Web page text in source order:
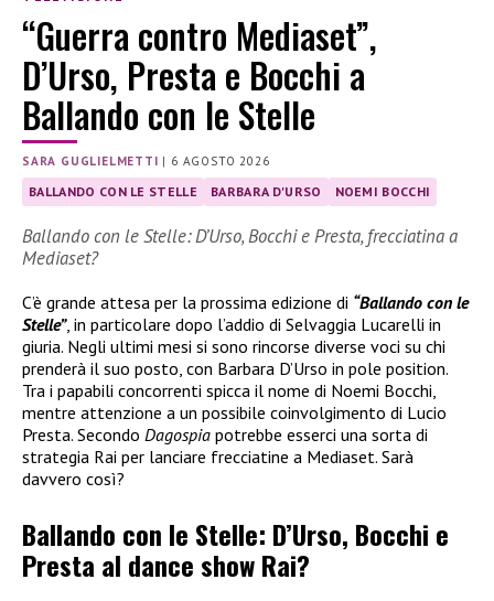
“Guerra contro Mediaset”,
D’Urso, Presta e Bocchi a
Ballando con le Stelle
SARA GUGLIELMETTI | 6 AGOSTO 2026
BALLANDO CON LE STELLE BARBARA D'URSO NOEMI BOCCHI
Ballando con le Stelle: D’Urso, Bocchi e Presta, frecciatina a
Mediaset?
C’è grande attesa per la prossima edizione di “Ballando con le
Stelle”, in particolare dopo l’addio di Selvaggia Lucarelli in
giuria. Negli ultimi mesi si sono rincorse diverse voci su chi
prenderà il suo posto, con Barbara D’Urso in pole position.
Tra i papabili concorrenti spicca il nome di Noemi Bocchi,
mentre attenzione a un possibile coinvolgimento di Lucio
Presta. Secondo Dagospia potrebbe esserci una sorta di
strategia Rai per lanciare frecciatine a Mediaset. Sarà
davvero così?
Ballando con le Stelle: D’Urso, Bocchi e
Presta al dance show Rai?